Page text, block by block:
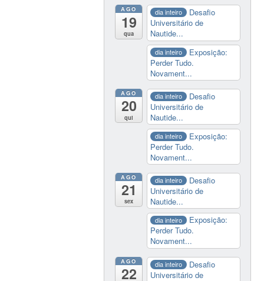
AGO
19
qua
dia inteiro
Desafio
Universitário de
Nautide...
dia inteiro
Exposição:
Perder Tudo.
Novament...
AGO
20
qui
dia inteiro
Desafio
Universitário de
Nautide...
dia inteiro
Exposição:
Perder Tudo.
Novament...
AGO
21
sex
dia inteiro
Desafio
Universitário de
Nautide...
dia inteiro
Exposição:
Perder Tudo.
Novament...
AGO
22
dia inteiro
Desafio
Universitário de